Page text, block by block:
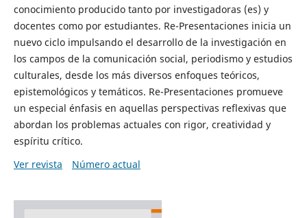
conocimiento producido tanto por investigadoras (es) y
docentes como por estudiantes. Re-Presentaciones inicia un
nuevo ciclo impulsando el desarrollo de la investigación en
los campos de la comunicación social, periodismo y estudios
culturales, desde los más diversos enfoques teóricos,
epistemológicos y temáticos. Re-Presentaciones promueve
un especial énfasis en aquellas perspectivas reflexivas que
abordan los problemas actuales con rigor, creatividad y
espíritu crítico.
Ver revista
Número actual